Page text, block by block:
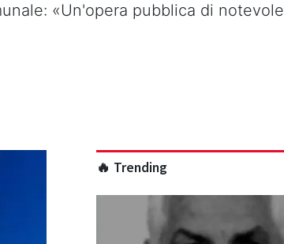
«Un'opera pubblica di notevole
🔥 Trending